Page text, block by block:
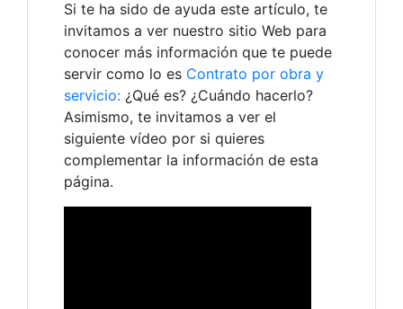
Si te ha sido de ayuda este artículo, te
invitamos a ver nuestro sitio Web para
conocer más información que te puede
servir como lo es Contrato por obra y
servicio: ¿Qué es? ¿Cuándo hacerlo?
Asimismo, te invitamos a ver el
siguiente vídeo por si quieres
complementar la información de esta
página.